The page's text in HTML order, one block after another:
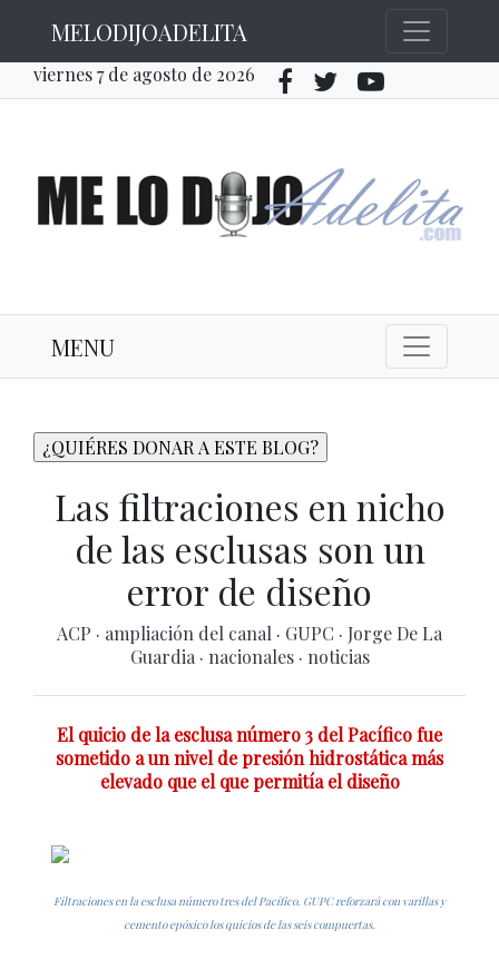
MELODIJOADELITA
viernes 7 de agosto de 2026
MENU
Las filtraciones en nicho
de las esclusas son un
error de diseño
ACP · ampliación del canal · GUPC · Jorge De La
Guardia · nacionales · noticias
El quicio de la esclusa número 3 del Pacífico fue
sometido a un nivel de presión hidrostática más
elevado que el que permitía el diseño
Filtraciones en la esclusa número tres del Pacífico. GUPC reforzará con varillas y
cemento epóxico los quicios de las seis compuertas.